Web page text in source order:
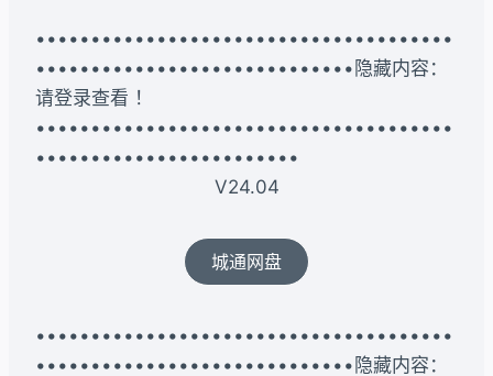
••••••••••••••••••••••••••••••••••••••
•••••••••••••••••••••••••••••隐藏内容：
请登录查看 ！
••••••••••••••••••••••••••••••••••••••
••••••••••••••••••••••••
V24.04
城通网盘
••••••••••••••••••••••••••••••••••••••
•••••••••••••••••••••••••••••隐藏内容：